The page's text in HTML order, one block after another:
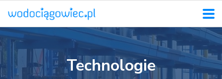
Technologie